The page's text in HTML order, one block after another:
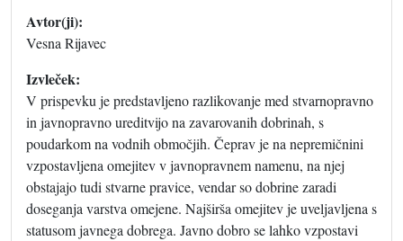
Avtor(ji):
Vesna Rijavec
Izvleček:
V prispevku je predstavljeno razlikovanje med stvarnopravno
in javnopravno ureditvijo na zavarovanih dobrinah, s
poudarkom na vodnih območjih. Čeprav je na nepremičnini
vzpostavljena omejitev v javnopravnem namenu, na njej
obstajajo tudi stvarne pravice, vendar so dobrine zaradi
doseganja varstva omejene. Najširša omejitev je uveljavljena s
statusom javnega dobrega. Javno dobro se lahko vzpostavi